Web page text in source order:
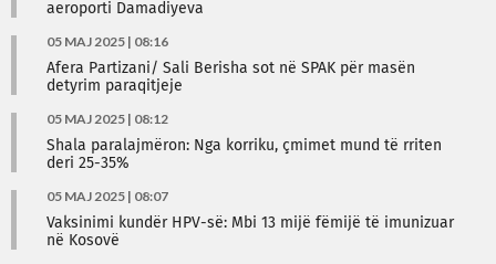
aeroporti Damadiyeva
05 MAJ 2025 | 08:16
Afera Partizani/ Sali Berisha sot në SPAK për masën
detyrim paraqitjeje
05 MAJ 2025 | 08:12
Shala paralajmëron: Nga korriku, çmimet mund të rriten
deri 25-35%
05 MAJ 2025 | 08:07
Vaksinimi kundër HPV-së: Mbi 13 mijë fëmijë të imunizuar
në Kosovë